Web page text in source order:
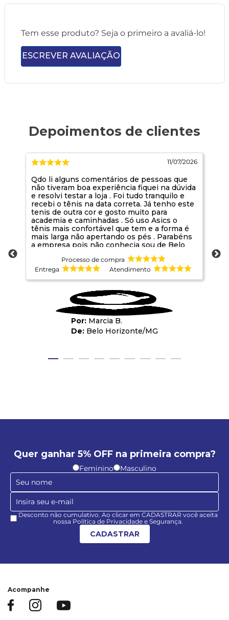
Tem esse produto? Seja o primeiro a avaliá-lo!
ESCREVER AVALIAÇÃO
11/07/2026
Qdo li alguns comentários de pessoas que
não tiveram boa experiência fiquei na dúvida
e resolvi testar a loja . Foi tudo tranquilo e
recebi o tênis na data correta. Já tenho este
tenis de outra cor e gosto muito para
academia e caminhadas . Só uso Asics o
tênis mais confortável que tem e a forma é
mais larga não apertando os pés . Parabéns
a empresa pois não conhecia sou de Belo
Horizonte. Foi uma boa oportunidade de
conhecerProcesso de compra
Entrega
Atendimento
Marcia B.
Belo Horizonte/MG
Quer ganhar 5% OFF na primeira compra?
Feminino Masculino
Desconto não cumulativo. Ao clicar em CADASTRAR você aceita
nossa Política de Privacidade e Segurança.
CADASTRAR
Acompanhe